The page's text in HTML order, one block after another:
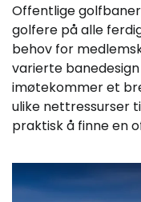
Offentlige
golfere på alle
behov for
varierte
imøtekommer et
ulike nettressurser
praktisk å finne en